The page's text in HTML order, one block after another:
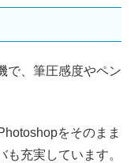
で、筆圧感度やペン
をそのまま
充実しています。